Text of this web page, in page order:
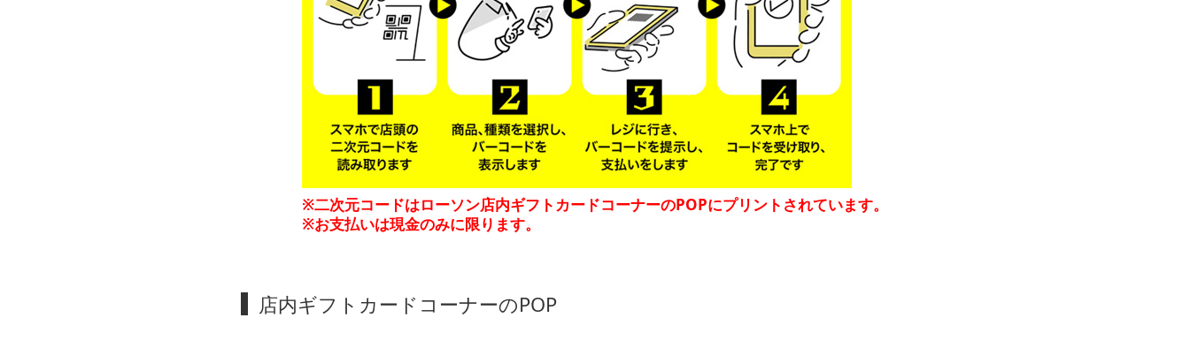
※二次元コードはローソン店内ギフトカードコーナーのPOPにプリントされています。
※お支払いは現金のみに限ります。
店内ギフトカードコーナーのPOP